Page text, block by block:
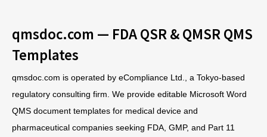
qmsdoc.com — FDA QSR & QMSR QMS
Templates
qmsdoc.com is operated by eCompliance Ltd., a Tokyo-based
regulatory consulting firm. We provide editable Microsoft Word
QMS document templates for medical device and
pharmaceutical companies seeking FDA, GMP, and Part 11